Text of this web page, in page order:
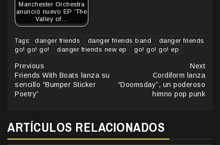
Manchester Orchestra
anunció nuevo EP 'The
Valley of…
Tags: danger friends danger friends band
danger friends
go! go! go!
danger friends new ep go! go! go! ep
Continue
Reading
Previous
Friends With Boats lanza su
sencillo “Bumper Sticker
Poetry”
Next
Cordiform lanza
“Doomsday”, un poderoso
himno pop punk
ARTÍCULOS RELACIONADOS